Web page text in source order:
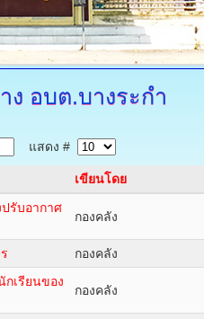
ง อบต.บางระกำ
แสดง #
เขียนโดย
ปรับอากาศ
กองคลัง
กองคลัง
เรียนของ
กองคลัง